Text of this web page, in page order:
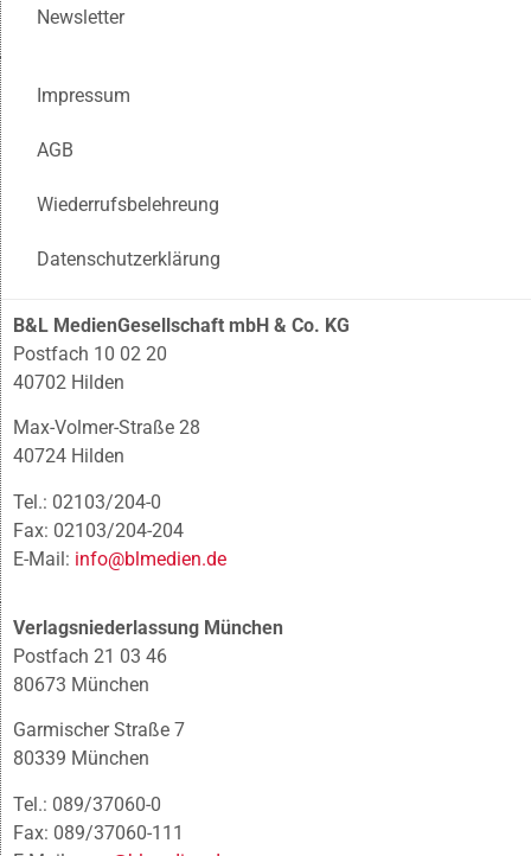
Newsletter
Impressum
AGB
Wiederrufsbelehreung
Datenschutzerklärung
B&L MedienGesellschaft mbH & Co. KG
Postfach 10 02 20
40702 Hilden
Max-Volmer-Straße 28
40724 Hilden
Tel.: 02103/204-0
Fax: 02103/204-204
E-Mail: info@blmedien.de
Verlagsniederlassung München
Postfach 21 03 46
80673 München
Garmischer Straße 7
80339 München
Tel.: 089/37060-0
Fax: 089/37060-111